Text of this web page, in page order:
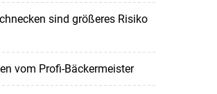
sind größeres Risiko
vom Profi-Bäckermeister